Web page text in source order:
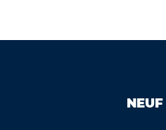
NEUF